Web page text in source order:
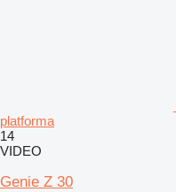
platforma
14
VIDEO
Genie Z 30